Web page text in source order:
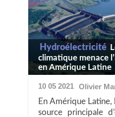
Hydroélectricité
climatique menace
en Amérique Latine
10 05 2021 Olivier
En Amérique Latine,
source principale